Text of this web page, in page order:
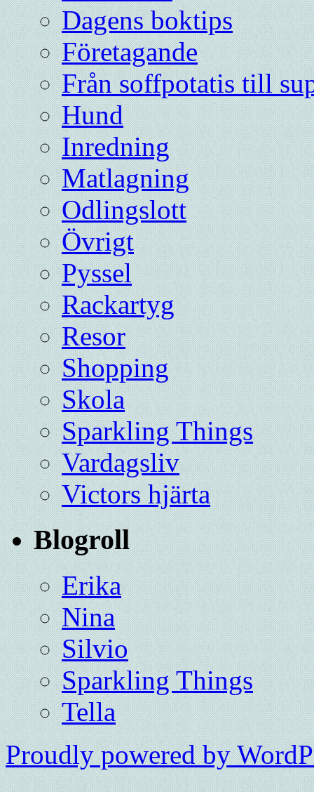
Dagens boktips
Företagande
Från soffpotatis till
Hund
Inredning
Matlagning
Odlingslott
Övrigt
Pyssel
Rackartyg
Resor
Shopping
Skola
Sparkling Things
Vardagsliv
Victors hjärta
Blogroll
Erika
Nina
Silvio
Sparkling Things
Tella
Proudly powered by